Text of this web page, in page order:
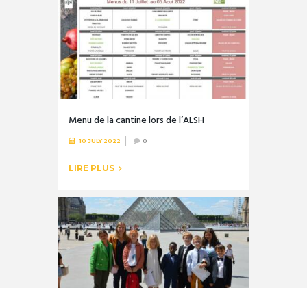
Menu de la cantine lors de l’ALSH
10 JULY 2022 0
LIRE PLUS